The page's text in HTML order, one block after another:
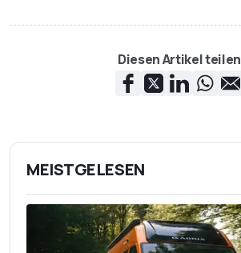
Diesen Artikel teilen
MEISTGELESEN